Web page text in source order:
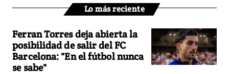
Lo más reciente
Ferran Torres deja abierta la
posibilidad de salir del FC
Barcelona: "En el fútbol nunca
se sabe"